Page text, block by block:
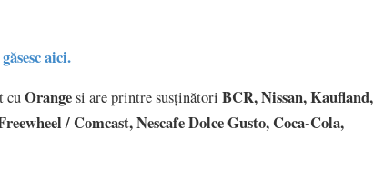
aici.
cuOrangesi are printre susținători BCR, Nissan, Kaufland,
/ Comcast, Nescafe Dolce Gusto, Coca-Cola,